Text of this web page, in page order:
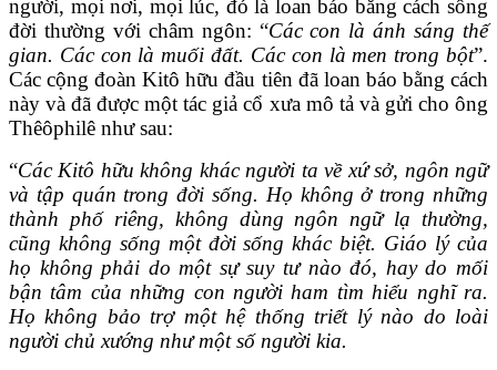
người, mọi nơi, mọi lúc, đó là loan báo bằng cách sống
đời thường với châm ngôn: “Các con là ánh sáng thế
gian. Các con là muối đất. Các con là men trong bột”.
Các cộng đoàn Kitô hữu đầu tiên đã loan báo bằng cách
này và đã được một tác giả cổ xưa mô tả và gửi cho ông
Thêôphilê như sau:
“Các Kitô hữu không khác người ta về xứ sở, ngôn ngữ
và tập quán trong đời sống. Họ không ở trong những
thành phố riêng, không dùng ngôn ngữ lạ thường,
cũng không sống một đời sống khác biệt. Giáo lý của
họ không phải do một sự suy tư nào đó, hay do mối
bận tâm của những con người ham tìm hiểu nghĩ ra.
Họ không bảo trợ một hệ thống triết lý nào do loài
người chủ xướng như một số người kia.